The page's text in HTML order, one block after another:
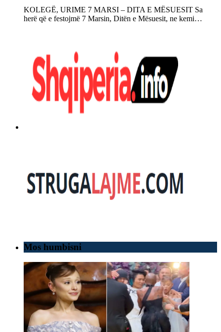
KOLEGË, URIME 7 MARSI – DITA E MËSUESIT Sa
herë që e festojmë 7 Marsin, Ditën e Mësuesit, ne kemi…
Mos humbisni